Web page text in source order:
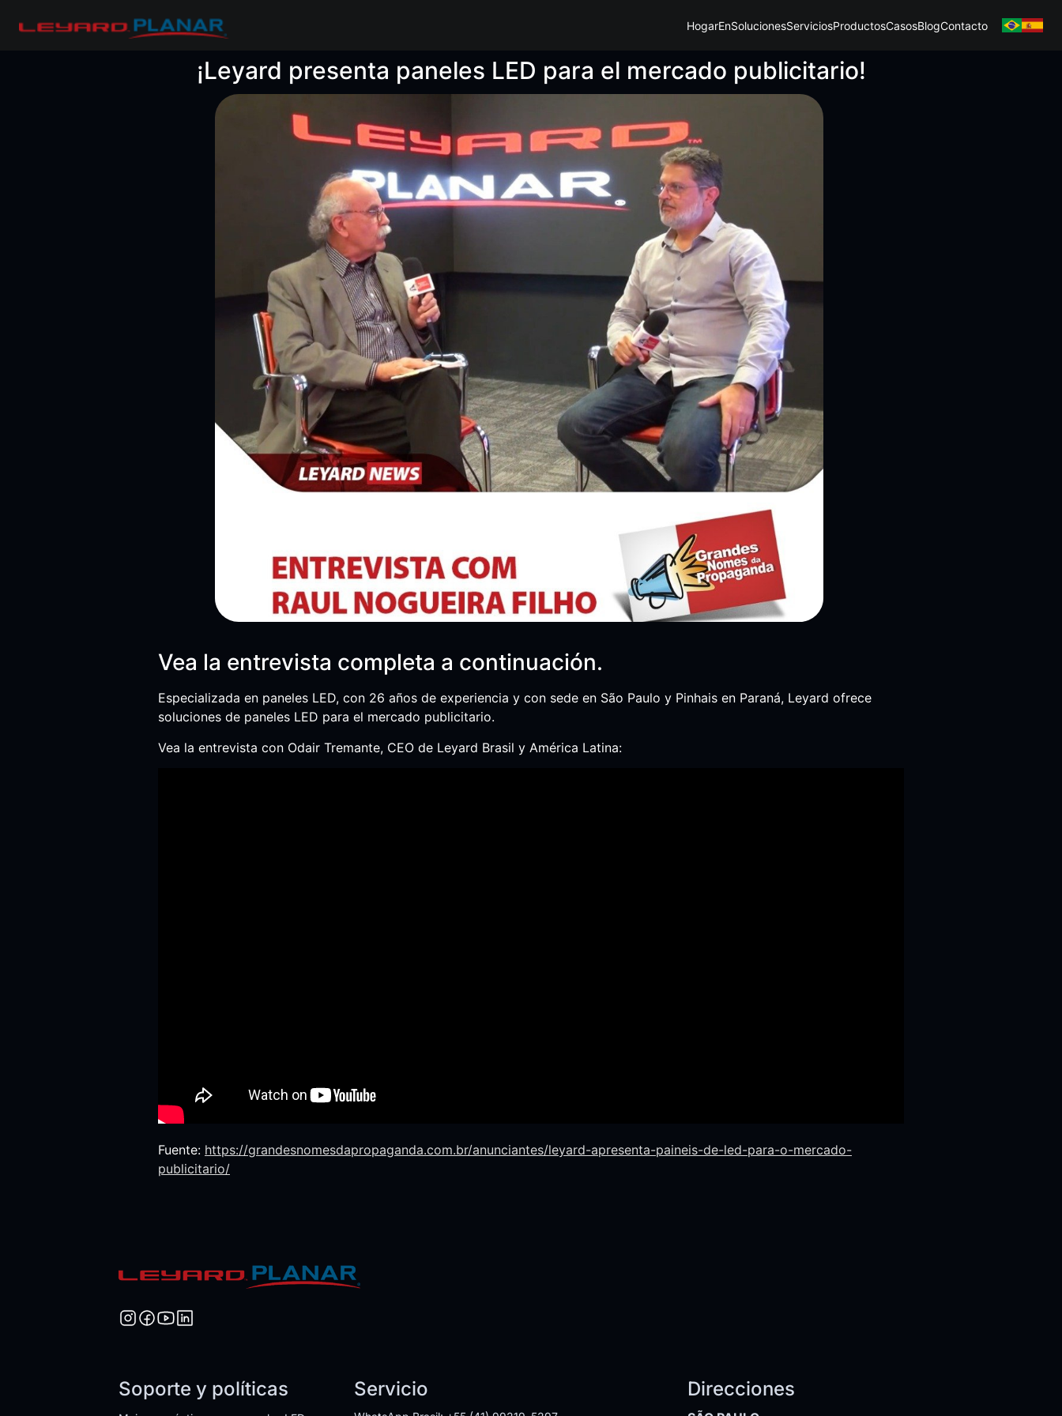
HogarEnSolucionesServiciosProductosCasosBlogContacto
¡Leyard presenta paneles LED para el mercado publicitario!
Vea la entrevista completa a continuación.
Especializada en paneles LED, con 26 años de experiencia y con sede en São Paulo y Pinhais en Paraná, Leyard ofrece
soluciones de paneles LED para el mercado publicitario.
Vea la entrevista con Odair Tremante, CEO de Leyard Brasil y América Latina:
Fuente: https://grandesnomesdapropaganda.com.br/anunciantes/leyard-apresenta-paineis-de-led-para-o-mercado-
publicitario/
Soporte y políticas Servicio Direcciones